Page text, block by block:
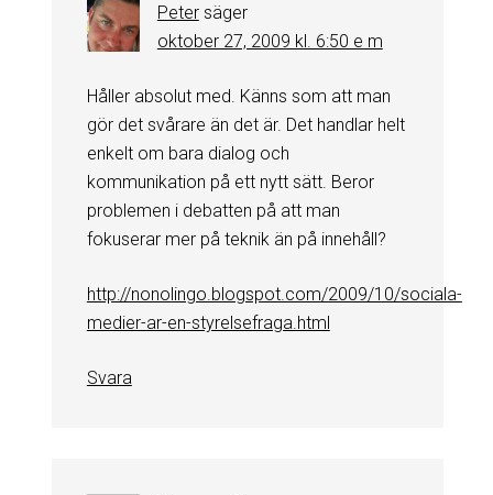
Peter säger
oktober 27, 2009 kl. 6:50 e m
Håller absolut med. Känns som att man
gör det svårare än det är. Det handlar helt
enkelt om bara dialog och
kommunikation på ett nytt sätt. Beror
problemen i debatten på att man
fokuserar mer på teknik än på innehåll?
http://nonolingo.blogspot.com/2009/10/sociala-
medier-ar-en-styrelsefraga.html
Svara